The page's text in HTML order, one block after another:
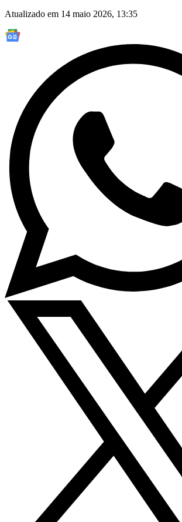
Atualizado em 14 maio 2026, 13:35